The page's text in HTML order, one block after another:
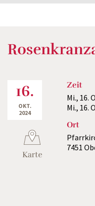
16.
OKT.
2024
Karte
Zeit
Mi., 16.
Mi., 16.
Ort
7451